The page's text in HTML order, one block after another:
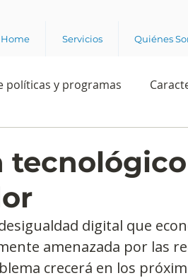
Home Servicios Quiénes
políticas y programas
Experiencia del cliente
tecnológico
digital que
amenazada por las
crecerá en los